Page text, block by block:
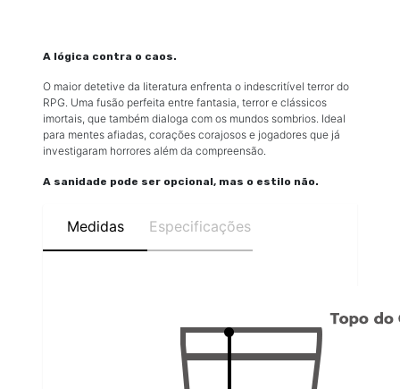
A lógica contra o caos.
O maior detetive da literatura enfrenta o indescritível terror do
RPG. Uma fusão perfeita entre fantasia, terror e clássicos
imortais, que também dialoga com os mundos sombrios. Ideal
para mentes afiadas, corações corajosos e jogadores que já
investigaram horrores além da compreensão.
A sanidade pode ser opcional, mas o estilo não.
Medidas Especificações